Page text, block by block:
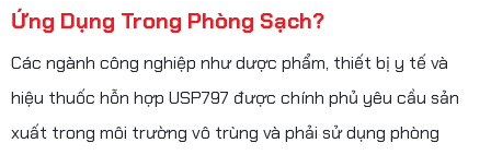
Ứng Dụng Trong Phòng Sạch?
Các ngành công nghiệp như dược phẩm, thiết bị y tế và
hiệu thuốc hỗn hợp USP797 được chính phủ yêu cầu sản
xuất trong môi trường vô trùng và phải sử dụng phòng